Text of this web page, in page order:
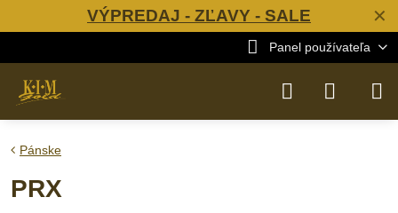
✕
VÝPREDAJ - ZĽAVY - SALE
Panel používateľa
Pánske
PRX